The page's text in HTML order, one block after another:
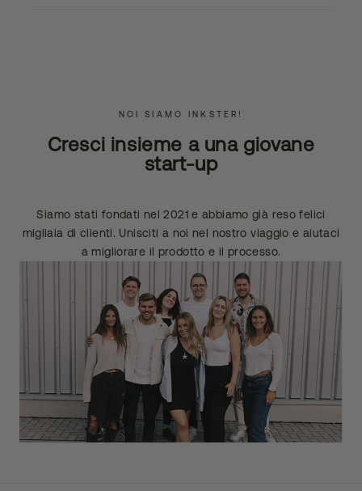
NOI SIAMO INKSTER!
Cresci insieme a una giovane
start-up
Siamo stati fondati nel 2021 e abbiamo già reso felici
migliaia di clienti. Unisciti a noi nel nostro viaggio e aiutaci
a migliorare il prodotto e il processo.